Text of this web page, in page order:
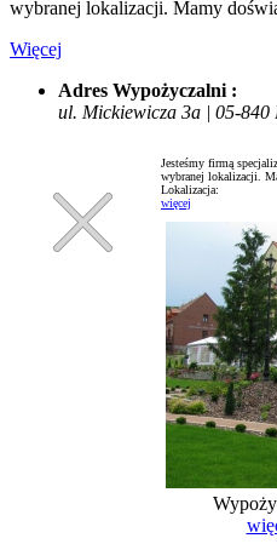
wybranej lokalizacji. Mamy
Więcej
Adres Wypożyczalni :
ul. Mickiewicza 3a | 05-840
Jesteśmy firmą
wybranej lokalizacji.
Lokalizacja:
więcej